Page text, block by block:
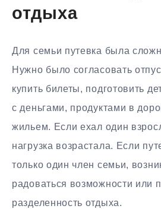
отдыха
Для семьи путевка была
Нужно было согласовать
купить билеты, подготовить
с деньгами, продуктами в
жильем. Если ехал один
нагрузка возрастала. Если
только один член семьи,
радоваться возможности или
разделенность отдыха.